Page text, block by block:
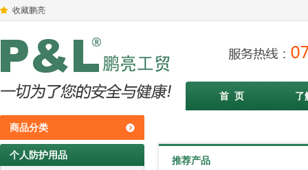
收藏鹏亮
首 页 了
商品分类
个人防护用品 推荐产品